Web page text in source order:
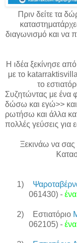
Πριν δείτε τα
διαγωνισμό και να
Η ιδέα ξεκίνησε
με το
το
Συζητώντας με ένα
δώσω και εγώ>>
ρωτήσω και άλλα
πολλές γεύσεις για
Ξεκινάω να
1)
061430) -
2) Εστιατόριο
062105) -